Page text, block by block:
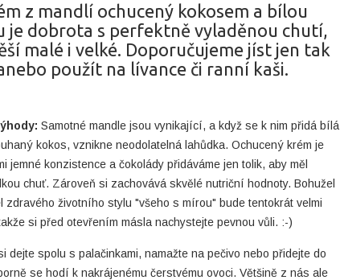
z mandlí ochucený kokosem a bílou
je dobrota s perfektně vyladěnou chutí,
malé i velké. Doporučujeme jíst jen tak
použít na lívance či ranní kaši.
Samotné mandle jsou vynikající, a když se k nim přidá bílá
kokos, vznikne neodolatelná lahůdka. Ochucený krém je
jemné konzistence a čokolády přidáváme jen tolik, aby měl
chuť. Zároveň si zachovává skvělé nutriční hodnoty. Bohužel
zdravého životního stylu "všeho s mírou" bude tentokrát velmi
si před otevřením másla nachystejte pevnou vůli. :-)
dejte spolu s palačinkami, namažte na pečivo nebo přidejte do
se hodí k nakrájenému čerstvému ovoci. Většině z nás ale